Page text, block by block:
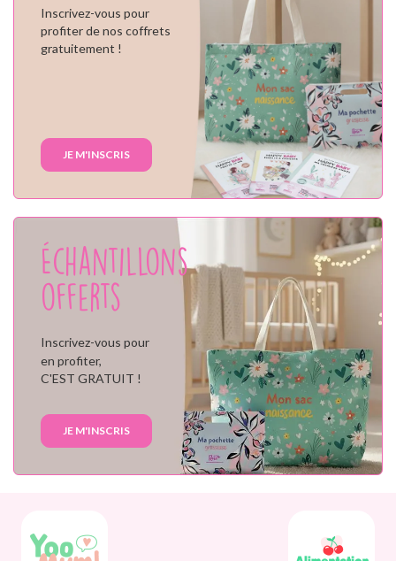
Inscrivez-vous pour
profiter de nos coffrets
gratuitement !
JE M'INSCRIS
Échantillons
offerts
Inscrivez-vous pour
en profiter,
C'EST GRATUIT !
JE M'INSCRIS